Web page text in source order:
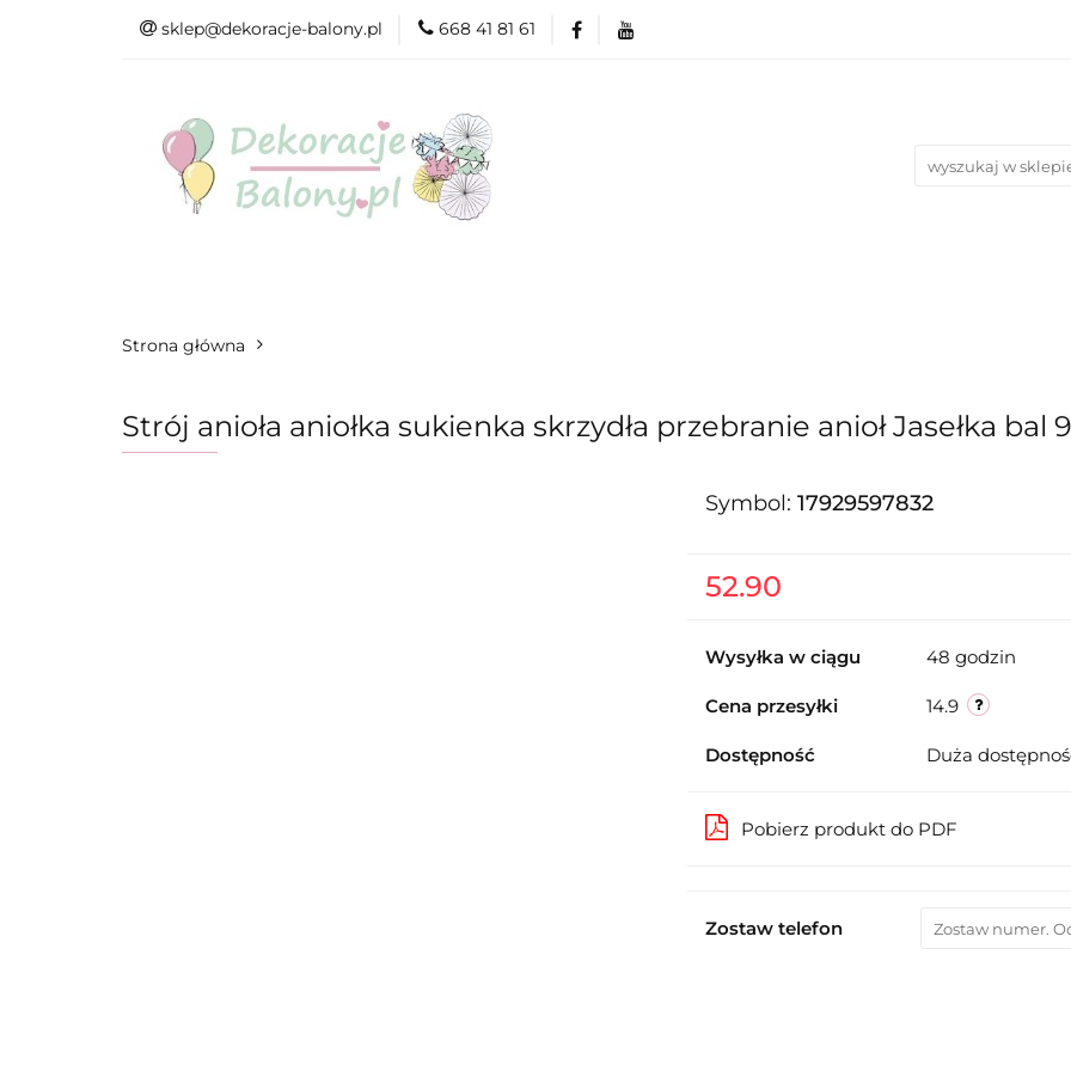
sklep@dekoracje-balony.pl 668 41 81 61
Wszystkie kategorie Produkty wg. okazji i Świąt
Na Ślub i Wesele
Strona główna
Strój anioła aniołka sukienka skrzydła przebranie anioł Jasełka bal
Symbol: 17929597832
52.90
Wysyłka w ciągu 48 godzin
Cena przesyłki 14.9
Dostępność Duża
Pobierz produkt do PDF
Zostaw telefon